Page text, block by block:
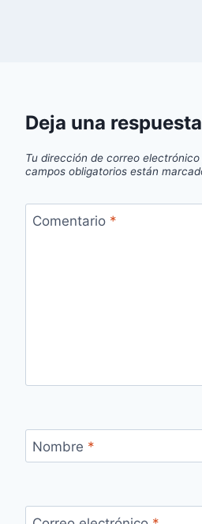
Deja una respuesta
Tu dirección de correo
campos obligatorios están
Comentario *
Nombre *